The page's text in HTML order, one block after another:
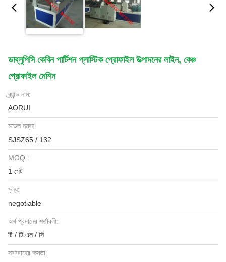
ডাব্লুপিসি কেবিন পার্টিশন প্লাস্টিক প্রোফাইল উত্পাদনের লাইন, বেঞ্চ
প্রোফাইল মেশিন
ব্র্যান্ড নাম:
AORUI
মডেল নম্বর:
SJSZ65 / 132
MOQ.:
1 সেট
মূল্য:
negotiable
অর্থ প্রদানের শর্তাবলী:
টি / টি এল / সি
সরবরাহের ক্ষমতা: